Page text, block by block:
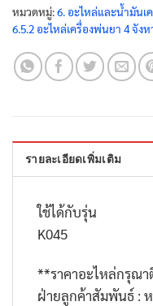
หมวดหมู่:6. อะไหล่และน้ำมันเ
6.5.2 อะไหล่เครื่องพ่นยา 4 จังห
รายละเอียดเพิ่มเติม
ใช้ได้กับรุ่น
K045
**ราคาอะไหล่กรุณ
ฝ่ายลูกค้าสัมพันธ์ :